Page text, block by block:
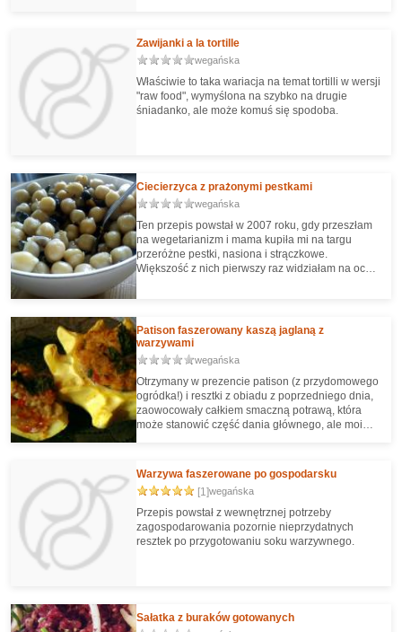
Zawijanki a la tortille
wegańska
Właściwie to taka wariacja na temat tortilli w wersji
"raw food", wymyślona na szybko na drugie
śniadanko, ale może komuś się spodoba.
Ciecierzyca z prażonymi pestkami
wegańska
Ten przepis powstał w 2007 roku, gdy przeszłam
na wegetarianizm i mama kupiła mi na targu
przeróżne pestki, nasiona i strączkowe.
Większość z nich pierwszy raz widziałam na oczy,
Polecam, bo to połączenie jest naprawdę pyszne!
Patison faszerowany kaszą jaglaną z
warzywami
wegańska
Otrzymany w prezencie patison (z przydomowego
ogródka!) i resztki z obiadu z poprzedniego dnia,
zaowocowały całkiem smaczną potrawą, która
może stanowić część dania głównego, ale moim
Warzywa faszerowane po gospodarsku
[1]wegańska
Przepis powstał z wewnętrznej potrzeby
zagospodarowania pozornie nieprzydatnych
resztek po przygotowaniu soku warzywnego.
Sałatka z buraków gotowanych